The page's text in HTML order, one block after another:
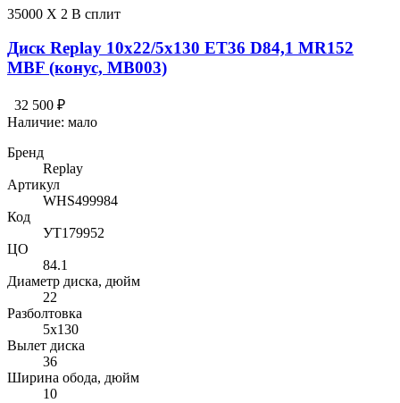
35000 X 2 В сплит
Диск Replay 10x22/5x130 ET36 D84,1 MR152
MBF (конус, MB003)
32 500 ₽
Наличие: мало
Бренд
Replay
Артикул
WHS499984
Код
УТ179952
ЦО
84.1
Диаметр диска, дюйм
22
Разболтовка
5x130
Вылет диска
36
Ширина обода, дюйм
10